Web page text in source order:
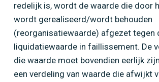
redelijk is, wordt de waarde die door
wordt gerealiseerd/wordt behouden
(reorganisatiewaarde) afgezet tegen
liquidatiewaarde in faillissement. De
die waarde moet bovendien eerlijk
een verdeling van waarde die afwijkt